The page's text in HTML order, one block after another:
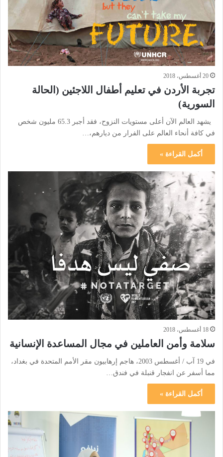
20 أغسطس، 2018
تجربة الأردن في تعليم أطفال اللاجئين (الحالة
السورية)
يشهد العالم الآن أعلى مستويات النزوح، فقد أجبر 65.3 مليون شخص
في كافة أنحاء العالم على الفرار من ديارهم،…
أكمل القراءة »
18 أغسطس، 2018
سلامة وأمن العاملين في مجال المساعدة الإنسانية
في 19 آب / أغسطس 2003، هاجم إرهابيون مقر الأمم المتحدة في بغداد،
مما أسفر عن انفجار قنبلة في فندق…
أكمل القراءة »